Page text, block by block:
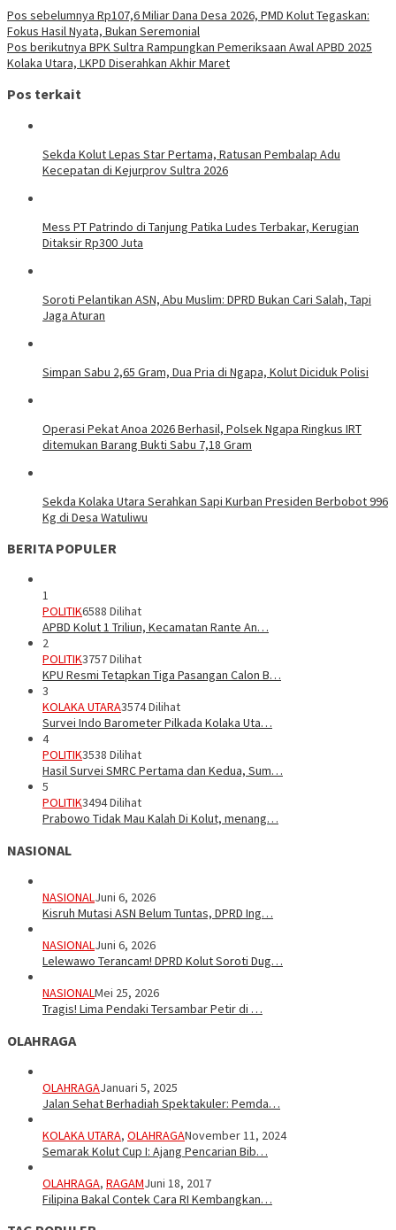
Pos sebelumnya Rp107,6 Miliar Dana Desa 2026, PMD Kolut Tegaskan:
Fokus Hasil Nyata, Bukan Seremonial
Pos berikutnya BPK Sultra Rampungkan Pemeriksaan Awal APBD 2025
Kolaka Utara, LKPD Diserahkan Akhir Maret
Pos terkait
Sekda Kolut Lepas Star Pertama, Ratusan Pembalap Adu
Kecepatan di Kejurprov Sultra 2026
Mess PT Patrindo di Tanjung Patika Ludes Terbakar, Kerugian
Ditaksir Rp300 Juta
Soroti Pelantikan ASN, Abu Muslim: DPRD Bukan Cari Salah, Tapi
Jaga Aturan
Simpan Sabu 2,65 Gram, Dua Pria di Ngapa, Kolut Diciduk Polisi
Operasi Pekat Anoa 2026 Berhasil, Polsek Ngapa Ringkus IRT
ditemukan Barang Bukti Sabu 7,18 Gram
Sekda Kolaka Utara Serahkan Sapi Kurban Presiden Berbobot 996
Kg di Desa Watuliwu
BERITA POPULER
1
POLITIK6588 Dilihat
APBD Kolut 1 Triliun, Kecamatan Rante An…
2
POLITIK3757 Dilihat
KPU Resmi Tetapkan Tiga Pasangan Calon B…
3
KOLAKA UTARA3574 Dilihat
Survei Indo Barometer Pilkada Kolaka Uta…
4
POLITIK3538 Dilihat
Hasil Survei SMRC Pertama dan Kedua, Sum…
5
POLITIK3494 Dilihat
Prabowo Tidak Mau Kalah Di Kolut, menang…
NASIONAL
NASIONALJuni 6, 2026
Kisruh Mutasi ASN Belum Tuntas, DPRD Ing…
NASIONALJuni 6, 2026
Lelewawo Terancam! DPRD Kolut Soroti Dug…
NASIONALMei 25, 2026
Tragis! Lima Pendaki Tersambar Petir di …
OLAHRAGA
OLAHRAGAJanuari 5, 2025
Jalan Sehat Berhadiah Spektakuler: Pemda…
KOLAKA UTARA, OLAHRAGANovember 11, 2024
Semarak Kolut Cup I: Ajang Pencarian Bib…
OLAHRAGA, RAGAMJuni 18, 2017
Filipina Bakal Contek Cara RI Kembangkan…